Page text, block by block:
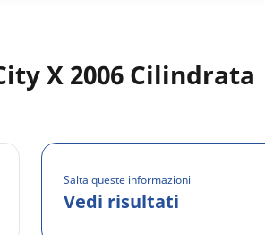
X 2006 Cilindrata
Salta queste informazioni
Vedi risultati